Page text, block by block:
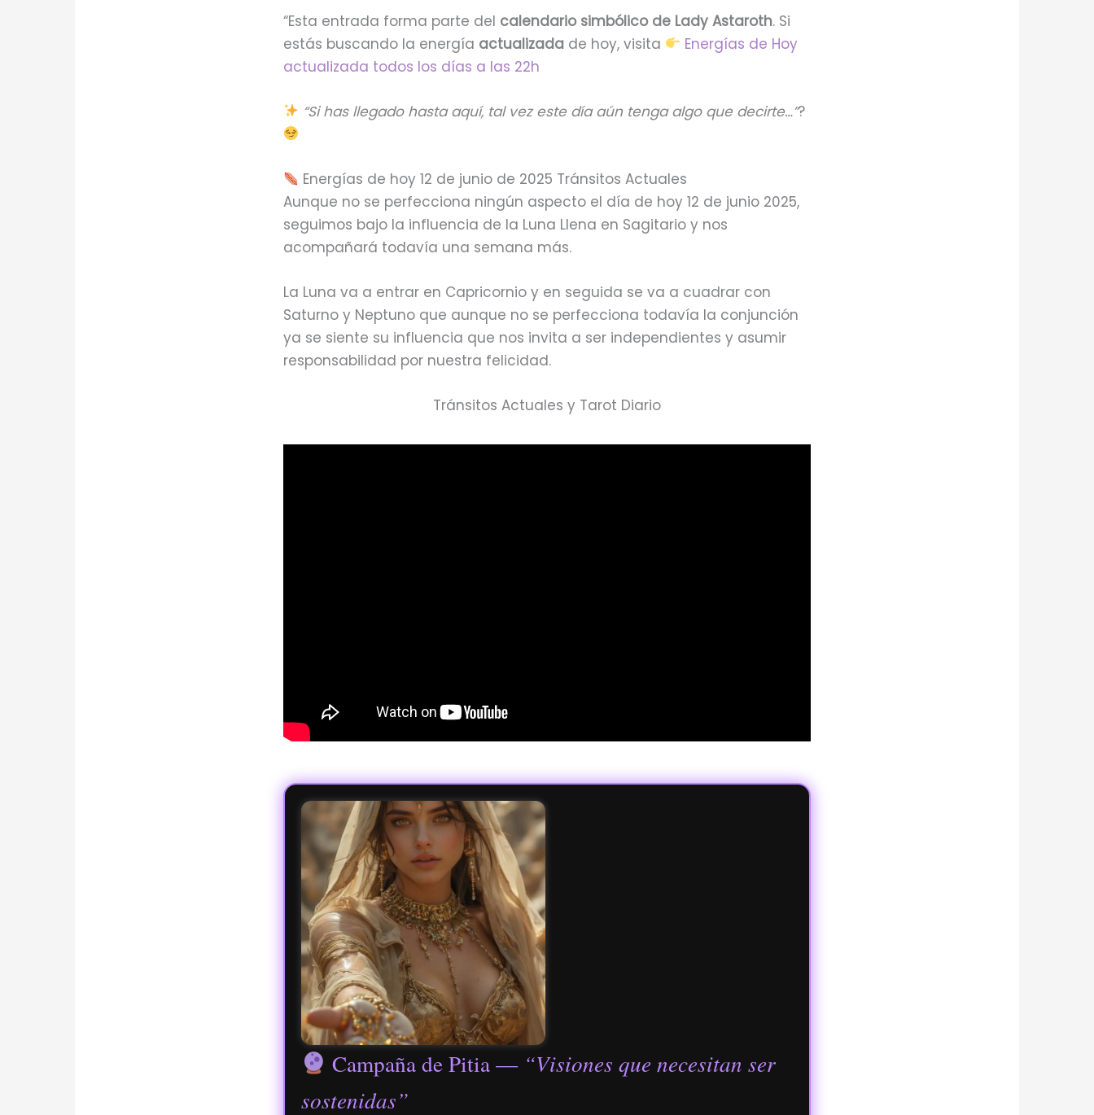
“Esta entrada forma parte del calendario simbólico de Lady Astaroth. Si
estás buscando la energía actualizada de hoy, visita
Energías de Hoy
actualizada todos los días a las 22h
“Si has llegado hasta aquí, tal vez este día aún tenga algo que decirte…”?
Energías de hoy 12 de junio de 2025 Tránsitos Actuales
Aunque no se perfecciona ningún aspecto el día de hoy 12 de junio 2025,
seguimos bajo la influencia de la Luna Llena en Sagitario y nos
acompañará todavía una semana más.
La Luna va a entrar en Capricornio y en seguida se va a cuadrar con
Saturno y Neptuno que aunque no se perfecciona todavía la conjunción
ya se siente su influencia que nos invita a ser independientes y asumir
responsabilidad por nuestra felicidad.
Tránsitos Actuales y Tarot Diario
Campaña de Pitia — “Visiones que necesitan ser
sostenidas”